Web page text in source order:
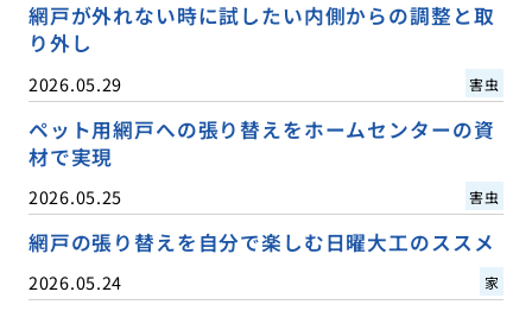
網戸が外れない時に試したい内側からの調整と取
り外し
2026.05.29 害虫
ペット用網戸への張り替えをホームセンターの資
材で実現
2026.05.25 害虫
網戸の張り替えを自分で楽しむ日曜大工のススメ
2026.05.24 家